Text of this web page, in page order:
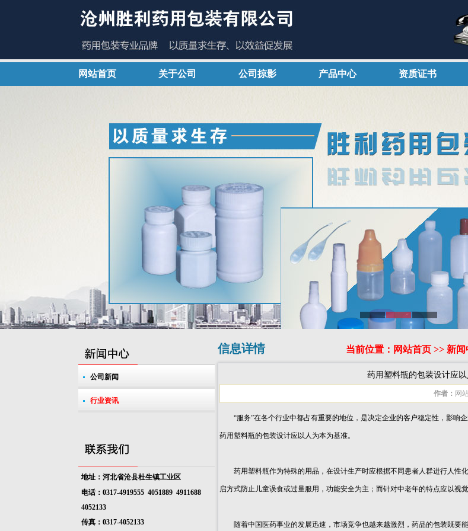
网站首页 关于公司 公司掠影 产品中心 资质证书
公司新闻
行业资讯
地址：河北省沧县杜生镇工业区
电话：0317-4919555 4051889 4911688
4052133
传真：0317-4052133
当前位置： 网站首页 >> 新闻
信息详情
药用塑料瓶的包装设计应
作者： 网
“服务”在各个行业中都占有重要的地位，是决定企业的客户稳定性，影响
药用塑料瓶的包装设计应以人为本为基准。
药用塑料瓶作为特殊的用品，在设计生产时应根据不同患者人群进行人性
启方式防止儿童误食或过量服用，功能安全为主；而针对中老年的特点应以视
随着中国医药事业的发展迅速，市场竞争也越来越激烈，药品的包装既要